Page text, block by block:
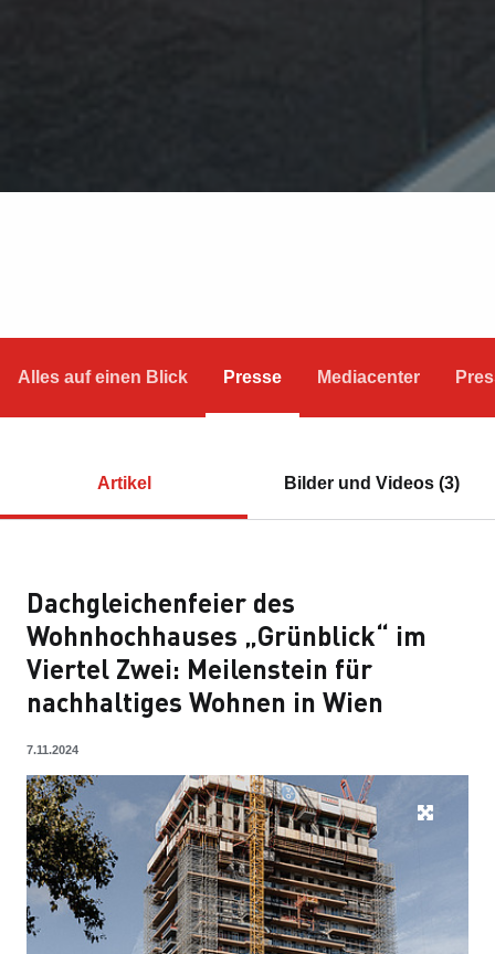
Alles auf einen Blick Presse Mediacenter
Artikel Bilder und Videos (3)
Dachgleichenfeier des
Wohnhochhauses „Grünblick“ im
Viertel Zwei: Meilenstein für
nachhaltiges Wohnen in Wien
7.11.2024